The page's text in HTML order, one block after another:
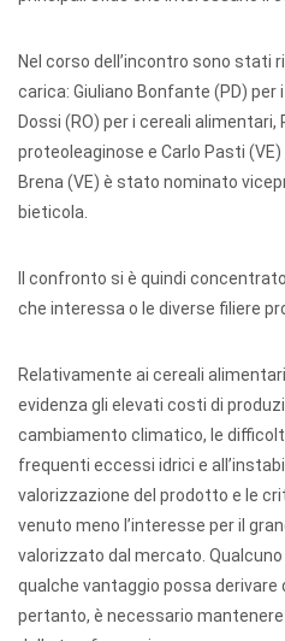
Nel corso dell’incontro sono
carica: Giuliano Bonfante (PD) per
Dossi (RO) per i cereali alimentari,
proteoleaginose e Carlo Pasti
Brena (VE) è stato nominato
bieticola.
Il confronto si è quindi
che interessa o le diverse filiere
Relativamente ai cereali
evidenza gli elevati costi di
cambiamento climatico, le
frequenti eccessi idrici e
valorizzazione del prodotto e le
venuto meno l’interesse per il
valorizzato dal mercato.
qualche vantaggio possa derivare
pertanto, è necessario